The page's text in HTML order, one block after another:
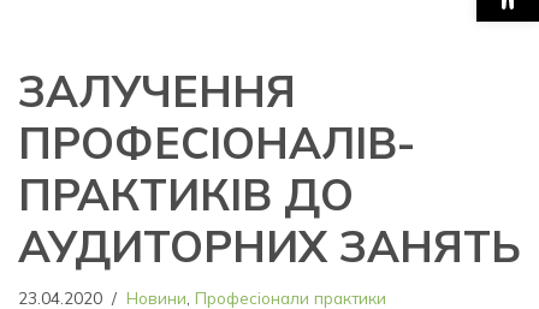
ЗАЛУЧЕННЯ
ПРОФЕСІОНАЛІВ-
ПРАКТИКІВ ДО
АУДИТОРНИХ ЗАНЯТЬ
23.04.2020 Новини Професіонали практики